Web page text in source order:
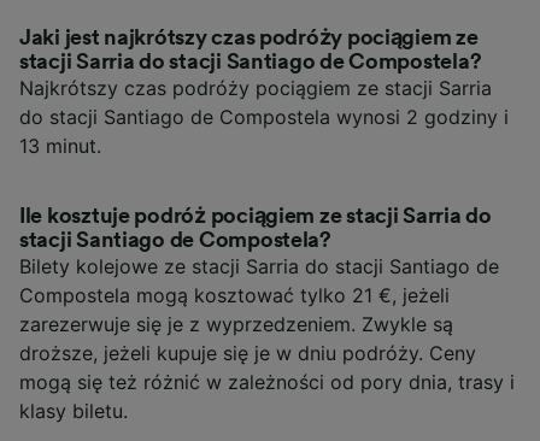
Jaki jest najkrótszy czas podróży pociągiem ze
stacji Sarria do stacji Santiago de Compostela?
Najkrótszy czas podróży pociągiem ze stacji Sarria
do stacji Santiago de Compostela wynosi 2 godziny i
13 minut.
Ile kosztuje podróż pociągiem ze stacji Sarria do
stacji Santiago de Compostela?
Bilety kolejowe ze stacji Sarria do stacji Santiago de
Compostela mogą kosztować tylko 21 €, jeżeli
zarezerwuje się je z wyprzedzeniem. Zwykle są
droższe, jeżeli kupuje się je w dniu podróży. Ceny
mogą się też różnić w zależności od pory dnia, trasy i
klasy biletu.